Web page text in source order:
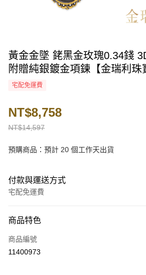
黃金金墜 銠黑金玫瑰0.34錢
附贈純銀鍍金項鍊【金瑞利珠
宅配免運費
NT$14,597
NT$8,758
預購商品：預計 20 個工作天出貨
付款與運送方式
宅配免運費
信用卡一次付款
LINE Pay
商品特色
商品編號
11400973